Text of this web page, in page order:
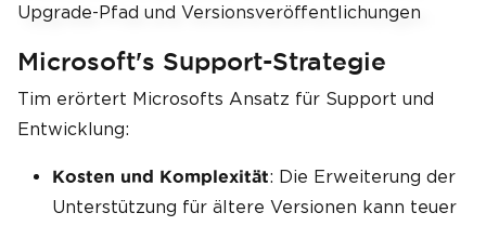
Microsoft's Support-Strategie
Tim erörtert Microsofts Ansatz für Support und
Entwicklung:
Kosten und Komplexität: Die Erweiterung der
Unterstützung für ältere Versionen kann teuer